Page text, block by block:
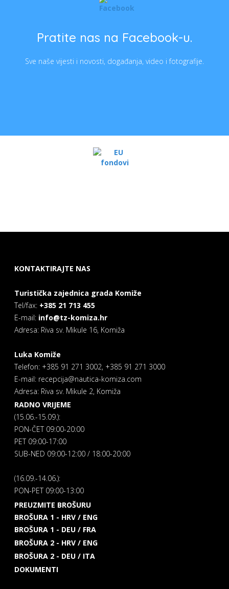
Pratite nas na Facebook-u.
Sve naše vijesti i novosti, događanja, video i fotografije.
KONTAKTIRAJTE NAS
Turistička zajednica grada Komiže
Tel/fax: +385 21 713 455
E-mail: info@tz-komiza.hr
Adresa: Riva sv. Mikule 16, Komiža
Luka Komiže
Telefon: +385 91 271 3002, +385 91 271 3000
E-mail: recepcija@nautica-komiza.com
Adresa: Riva sv. Mikule 2, Komiža
RADNO VRIJEME
(15.06.-15.09.):
PON-ČET 09:00-20:00
PET 09:00-17:00
SUB-NED 09:00-12:00 / 18:00-20:00
(16.09.-14.06.):
PON-PET 09:00-13:00
PREUZMITE BROŠURU
BROŠURA 1 - HRV / ENG
BROŠURA 1 - DEU / FRA
BROŠURA 2 - HRV / ENG
BROŠURA 2 - DEU / ITA
DOKUMENTI